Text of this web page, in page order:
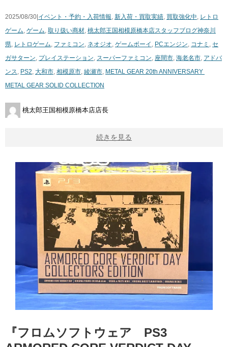
2025/08/30| イベント・予約・入荷情報, 新入荷・買取実績, 買取強化中, レトロ
ゲーム, ゲーム, 取り扱い商材, 桃太郎王国相模原橋本店スタッフブログ神奈川
県, レトロゲーム, ファミコン, ネオジオ, ゲームボーイ , PCエンジン, コナミ , セ
ガサターン, プレイステーション, スーパーファミコン, 座間市, 海老名市, アドバ
ンス, PS2, 大和市, 相模原市, 綾瀬市, METAL ​GEAR ​20th ​ANNIVERSARY ​
METAL ​GEAR ​SOLID ​COLLECTION
桃太郎王国相模原橋本店店長
続きを見る
『フロムソフトウェア PS3 ​